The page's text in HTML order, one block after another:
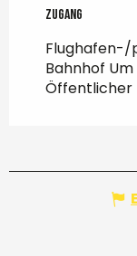
Zugang
Zugang
Flughafen-/
Bahnhof Um
Öffentlicher